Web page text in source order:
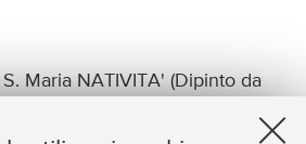
Maria NATIVITA' (Dipinto da